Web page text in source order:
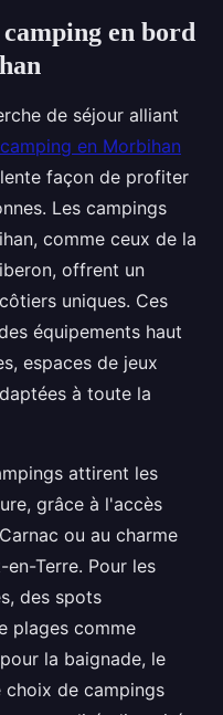
en bord
de séjour alliant
en Morbihan
façon de profiter
Les campings
comme ceux de la
offrent un
uniques. Ces
équipements haut
espaces de jeux
à toute la
attirent les
grâce à l'accès
ou au charme
Terre. Pour les
des spots
plages comme
la baignade, le
choix de campings